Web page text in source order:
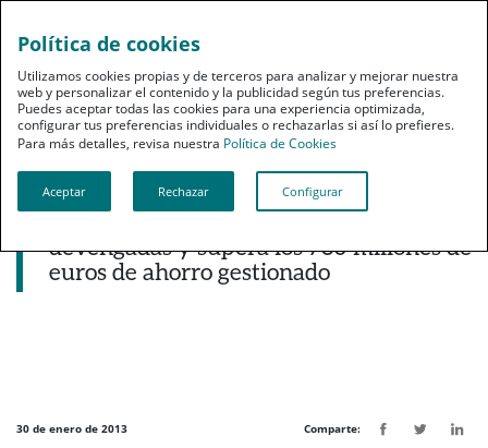
Noticias destacadas
PSN crece más de un 13% en primas
devengadas y supera los 730 millones de
euros de ahorro gestionado
30 de enero de 2013 Comparte:
Política de cookies
Utilizamos cookies propias y de terceros para analizar y mejorar nuestra
web y personalizar el contenido y la publicidad según tus preferencias.
Puedes aceptar todas las cookies para una experiencia optimizada,
configurar tus preferencias individuales o rechazarlas si así lo prefieres.
Para más detalles, revisa nuestra Política de Cookies
Aceptar Rechazar Configurar